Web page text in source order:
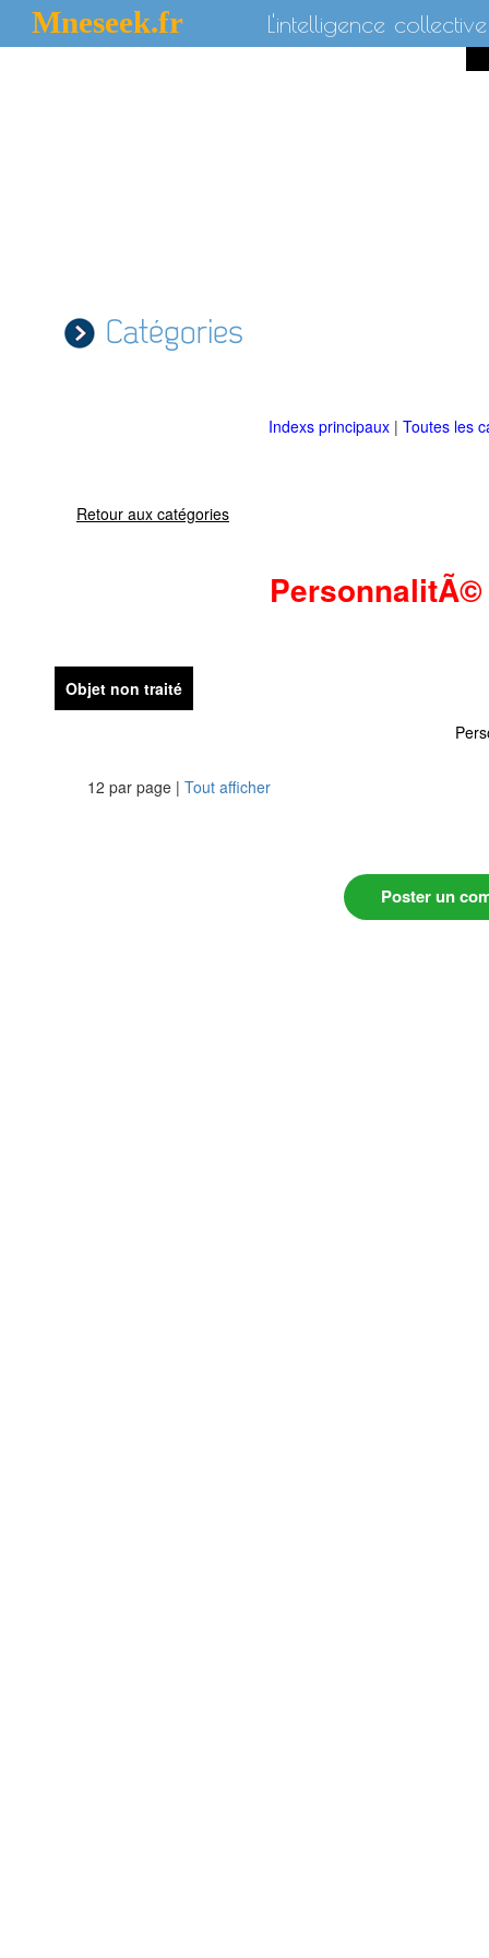
Mneseek.fr L'intelligence collective
Catégories
Indexs principaux | Toutes les
Retour aux catégories
PersonnalitÃ©
Objet non traité
12 par page | Tout afficher
Poster un